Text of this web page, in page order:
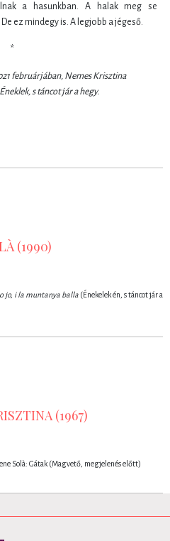
a hasunkban. A halak meg se
ez mindegy is. A legjobb a jégeső.
*
februárjában, Nemes Krisztina
s táncot jár a hegy.
(1990)
jo, i la muntanya balla (Énekelek én, s táncot jár a
(1967)
Solà: Gátak (Magvető, megjelenés előtt)